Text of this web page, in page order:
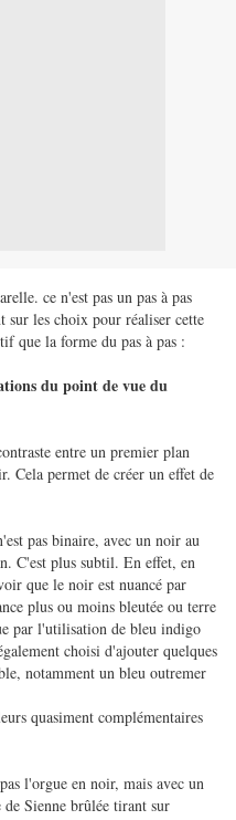
ce n'est pas un pas à pas
sur les choix pour réaliser cette
que la forme du pas à pas :
du point de vue du
entre un premier plan
Cela permet de créer un effet de
pas binaire, avec un noir au
C'est plus subtil. En effet, en
que le noir est nuancé par
plus ou moins bleutée ou terre
par l'utilisation de bleu indigo
choisi d'ajouter quelques
notamment un bleu outremer
quasiment complémentaires
l'orgue en noir, mais avec un
Sienne brûlée tirant sur